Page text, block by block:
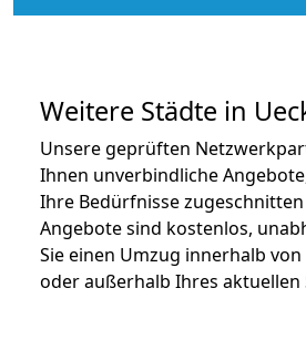
Weitere Städte in
Unsere geprüften
Ihnen unverbindliche
Ihre Bedürfnisse
Angebote sind kostenlos,
Sie einen Umzug innerhalb
oder außerhalb Ihres aktuellen